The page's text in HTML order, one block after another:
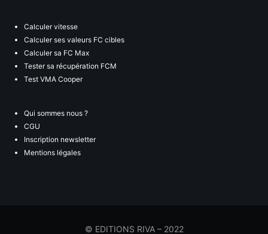
Calculer vitesse
Calculer ses valeurs FC cibles
Calculer sa FC Max
Tester sa récupération FCM
Test VMA Cooper
Qui sommes nous ?
CGU
Inscription newsletter
Mentions légales
© EDITIONS RIVA – 2022